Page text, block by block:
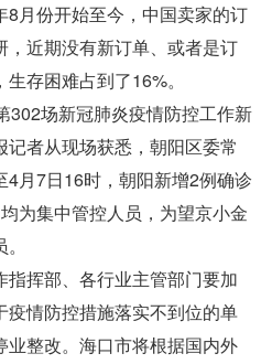
8月份开始至今，中国卖家的订
近期没有新订单、或者是订
存困难占到了16%。
场新冠肺炎疫情防控工作新
者从现场获悉，朝阳区委常
月7日16时，朝阳新增2例确诊
为集中管控人员，为望京小金
挥部、各行业主管部门要加
疫情防控措施落实不到位的单
整改。海口市将根据国内外